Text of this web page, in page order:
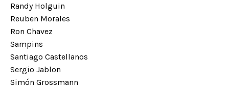
Randy Holguin
Reuben Morales
Ron Chavez
Sampins
Santiago Castellanos
Sergio Jablon
Simón Grossmann